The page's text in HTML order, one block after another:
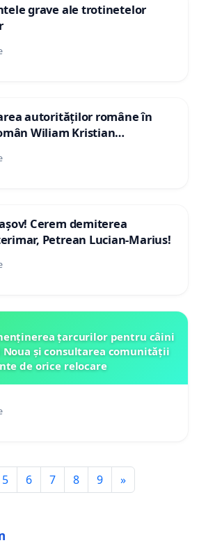
grave ale trotinetelor
autorităților române în
Wiliam Kristian
plasament în Danemarca de
Cerem demiterea
Petrean Lucian-Marius!
țarcurilor pentru câini
Noua și consultarea comunității
de orice relocare
5 6 7 8 9 »